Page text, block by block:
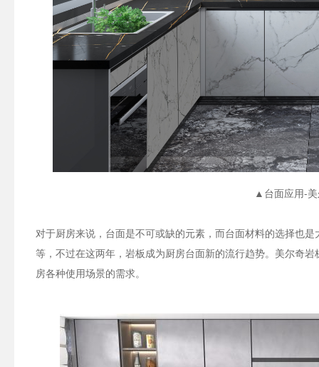
▲台面应用-
对于厨房来说，台面是不可或缺的元素，而台面材料的选择也
等，不过在这两年，岩板成为厨房台面新的流行趋势。美尔奇
房各种使用场景的需求。